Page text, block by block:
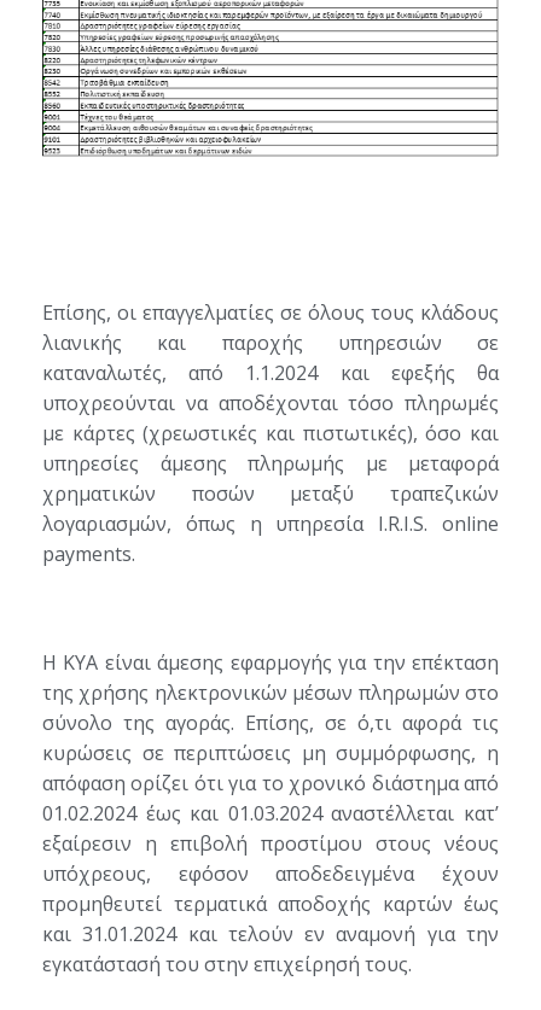
Επίσης, οι επαγγελματίες σε όλους τους κλάδους
λιανικής και παροχής υπηρεσιών σε
καταναλωτές, από 1.1.2024 και εφεξής θα
υποχρεούνται να αποδέχονται τόσο πληρωμές
με κάρτες (χρεωστικές και πιστωτικές), όσο και
υπηρεσίες άμεσης πληρωμής με μεταφορά
χρηματικών ποσών μεταξύ τραπεζικών
λογαριασμών, όπως η υπηρεσία I.R.I.S. online
payments.
Η ΚΥΑ είναι άμεσης εφαρμογής για την επέκταση
της χρήσης ηλεκτρονικών μέσων πληρωμών στο
σύνολο της αγοράς. Επίσης, σε ό,τι αφορά τις
κυρώσεις σε περιπτώσεις μη συμμόρφωσης, η
απόφαση ορίζει ότι για το χρονικό διάστημα από
01.02.2024 έως και 01.03.2024 αναστέλλεται κατ’
εξαίρεσιν η επιβολή προστίμου στους νέους
υπόχρεους, εφόσον αποδεδειγμένα έχουν
προμηθευτεί τερματικά αποδοχής καρτών έως
και 31.01.2024 και τελούν εν αναμονή για την
εγκατάστασή του στην επιχείρησή τους.